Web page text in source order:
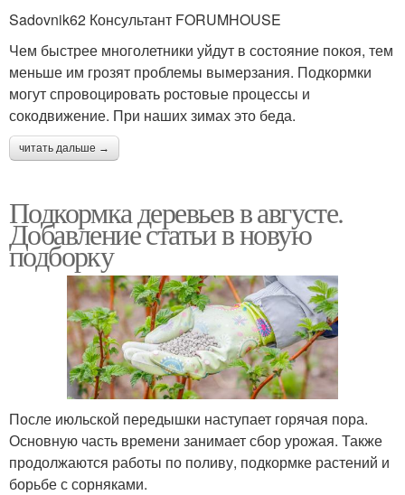
Sadovnik62 Консультант FORUMHOUSE
Чем быстрее многолетники уйдут в состояние покоя, тем
меньше им грозят проблемы вымерзания. Подкормки
могут спровоцировать ростовые процессы и
сокодвижение. При наших зимах это беда.
читать дальше →
Подкормка деревьев в августе.
Добавление статьи в новую
подборку
После июльской передышки наступает горячая пора.
Основную часть времени занимает сбор урожая. Также
продолжаются работы по поливу, подкормке растений и
борьбе с сорняками.